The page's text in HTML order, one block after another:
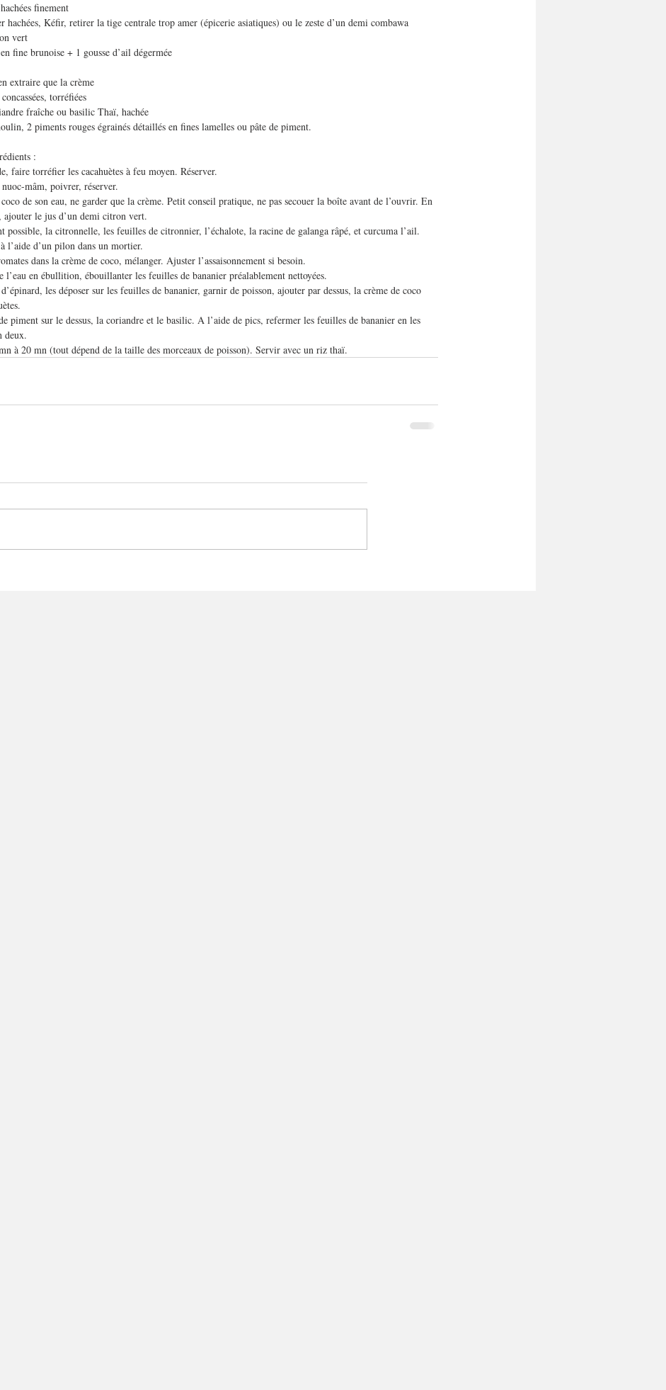
finement
hachées, Kéfir, retirer la tige centrale trop amer (épicerie asiatiques) ou le zeste d’un demi combawa
vert
fine brunoise + 1 gousse d’ail dégermée
extraire que la crème
torréfiées
fraîche ou basilic Thaï, hachée
2 piments rouges égrainés détaillés en fines lamelles ou pâte de piment.
:
faire torréfier les cacahuètes à feu moyen. Réserver.
mâm, poivrer, réserver.
de son eau, ne garder que la crème. Petit conseil pratique, ne pas secouer la boîte avant de l’ouvrir. En
ajouter le jus d’un demi citron vert.
possible, la citronnelle, les feuilles de citronnier, l’échalote, la racine de galanga râpé, et curcuma l’ail.
l’aide d’un pilon dans un mortier.
dans la crème de coco, mélanger. Ajuster l’assaisonnement si besoin.
l’eau en ébullition, ébouillanter les feuilles de bananier préalablement nettoyées.
les déposer sur les feuilles de bananier, garnir de poisson, ajouter par dessus, la crème de coco
piment sur le dessus, la coriandre et le basilic. A l’aide de pics, refermer les feuilles de bananier en les
deux.
à 20 mn (tout dépend de la taille des morceaux de poisson). Servir avec un riz thaï.